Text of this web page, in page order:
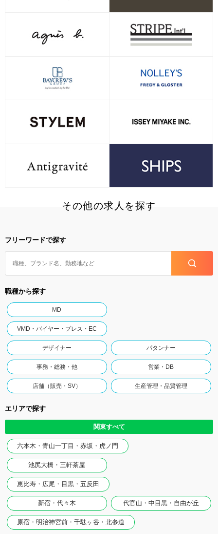
その他の求人を探す
フリーワードで探す
職種から探す
MD
VMD・バイヤー・プレス・EC
デザイナー パタンナー
事務・総務・他 営業・DB
店舗（販売・SV） 生産管理・品質管理
エリアで探す
関東すべて
六本木・青山一丁目・赤坂・虎ノ門
池尻大橋・三軒茶屋
恵比寿・広尾・目黒・五反田
新宿・代々木 代官山・中目黒・自由が丘
原宿・明治神宮前・千駄ヶ谷・北参道